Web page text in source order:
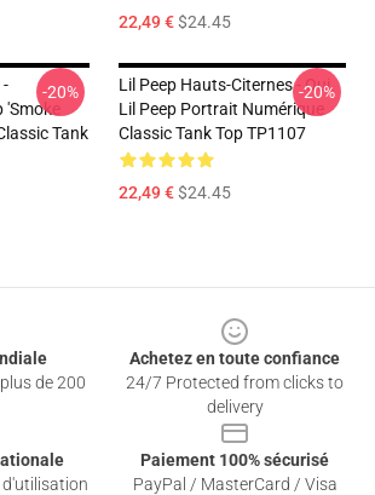
22,49 €$24.45
-
Tank
-20%
Lil Peep Hauts-Citernes - Oui.
Lil Peep Portrait Numérique
Classic Tank Top TP1107
22,49 €$24.45
-20%
de 200
Achetez en toute confiance
24/7 Protected from clicks to
delivery
Paiement 100% sécurisé
PayPal / MasterCard / Visa